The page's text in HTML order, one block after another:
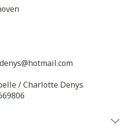
hotmail.com
/ Charlotte Denys